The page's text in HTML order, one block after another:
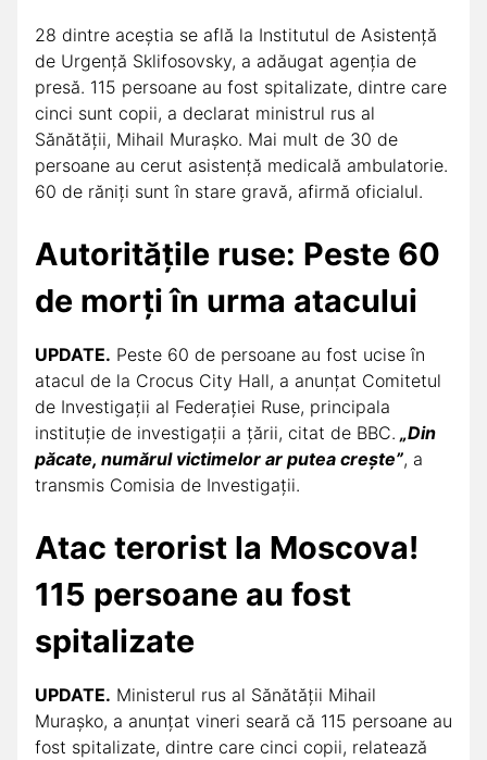
28 dintre aceștia se află la Institutul de Asistență
de Urgență Sklifosovsky, a adăugat agenția de
presă. 115 persoane au fost spitalizate, dintre care
cinci sunt copii, a declarat ministrul rus al
Sănătății, Mihail Murașko. Mai mult de 30 de
persoane au cerut asistență medicală ambulatorie.
60 de răniți sunt în stare gravă, afirmă oficialul.
Autoritățile ruse: Peste 60
de morți în urma atacului
UPDATE. Peste 60 de persoane au fost ucise în
atacul de la Crocus City Hall, a anunţat Comitetul
de Investigații al Federaţiei Ruse, principala
instituţie de investigaţii a ţării, citat de BBC. „Din
păcate, numărul victimelor ar putea crește”, a
transmis Comisia de Investigații.
Atac terorist la Moscova!
115 persoane au fost
spitalizate
UPDATE. Ministerul rus al Sănătății Mihail
Murașko, a anunțat vineri seară că 115 persoane au
fost spitalizate, dintre care cinci copii, relatează